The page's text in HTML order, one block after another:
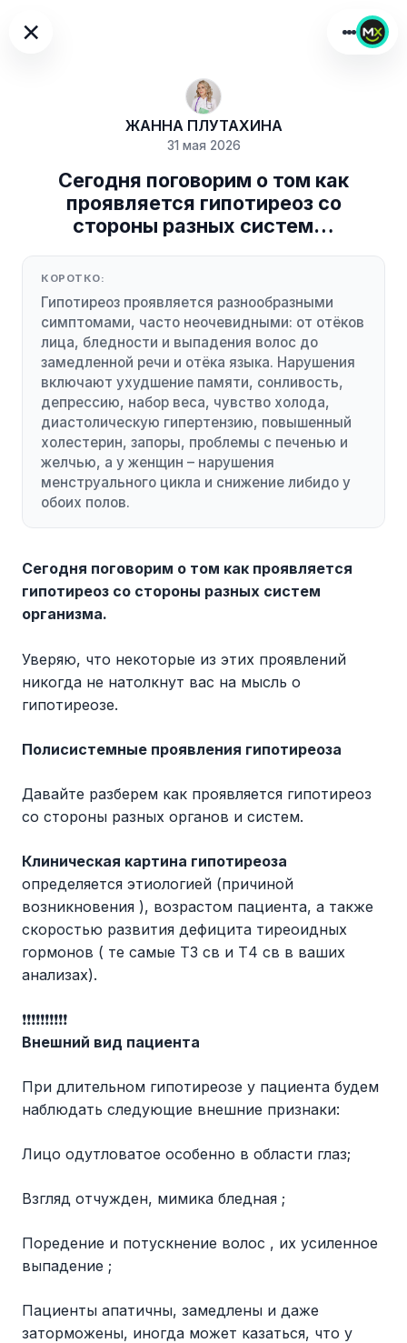
×
ЖАННА ПЛУТАХИНА
31 мая 2026
Сегодня поговорим о том как
проявляется гипотиреоз со
стороны разных систем…
КОРОТКО:
Гипотиреоз проявляется разнообразными
симптомами, часто неочевидными: от отёков
лица, бледности и выпадения волос до
замедленной речи и отёка языка. Нарушения
включают ухудшение памяти, сонливость,
депрессию, набор веса, чувство холода,
диастолическую гипертензию, повышенный
холестерин, запоры, проблемы с печенью и
желчью, а у женщин – нарушения
менструального цикла и снижение либидо у
обоих полов.
Сегодня поговорим о том как проявляется
гипотиреоз со стороны разных систем
организма.
Уверяю, что некоторые из этих проявлений
никогда не натолкнут вас на мысль о
гипотиреозе.
Полисистемные проявления гипотиреоза
Давайте разберем как проявляется гипотиреоз
со стороны разных органов и систем.
Клиническая картина гипотиреоза
определяется этиологией (причиной
возникновения ), возрастом пациента, а также
скоростью развития дефицита тиреоидных
гормонов ( те самые Т3 св и Т4 св в ваших
анализах).
❗️❗️❗️❗️❗️❗️❗️❗️❗️❗️
Внешний вид пациента
При длительном гипотиреозе у пациента будем
наблюдать следующие внешние признаки:
Лицо одутловатое особенно в области глаз;
Взгляд отчужден, мимика бледная ;
Поредение и потускнение волос , их усиленное
выпадение ;
Пациенты апатичны, замедлены и даже
заторможены, иногда может казаться, что у